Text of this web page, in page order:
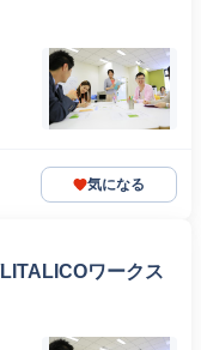
気になる
ワークス